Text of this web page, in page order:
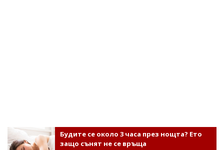
Будите се около 3 часа през нощта? Ето
защо сънят не се връща